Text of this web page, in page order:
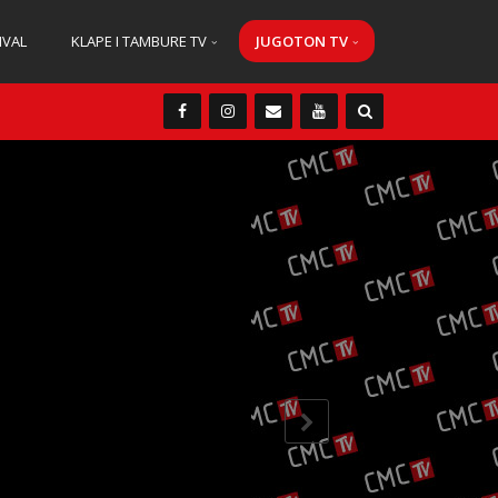
KLAPE I TAMBURE TV JUGOTON TV